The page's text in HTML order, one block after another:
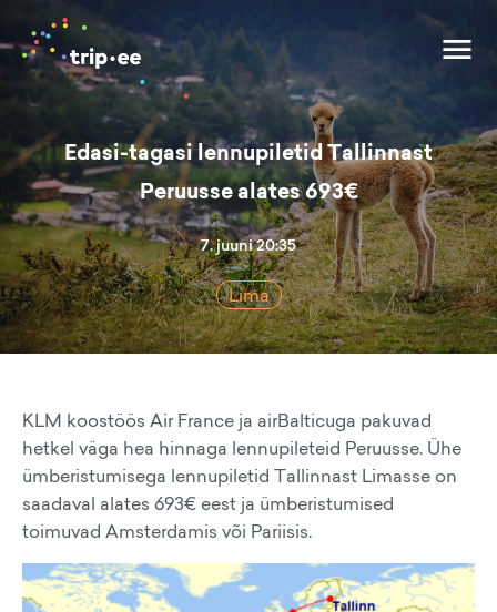
Edasi-tagasi lennupiletid Tallinnast
Peruusse alates 693€
7. juuni 20:35
Lima
KLM koostöös Air France ja airBalticuga pakuvad
hetkel väga hea hinnaga lennupileteid Peruusse. Ühe
ümberistumisega lennupiletid Tallinnast Limasse on
saadaval alates 693€ eest ja ümberistumised
toimuvad Amsterdamis või Pariisis.